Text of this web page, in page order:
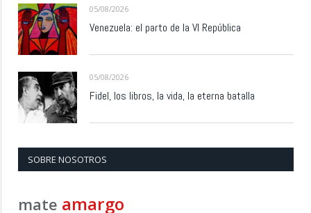
05/08/2026
Venezuela: el parto de la VI República
05/08/2026
Fidel, los libros, la vida, la eterna batalla
SOBRE NOSOTROS
mate amargo